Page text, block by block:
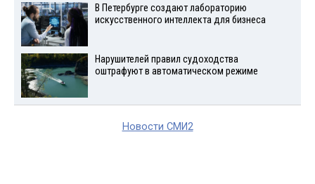
В Петербурге создают лабораторию
искусственного интеллекта для бизнеса
Нарушителей правил судоходства
оштрафуют в автоматическом режиме
Новости СМИ2